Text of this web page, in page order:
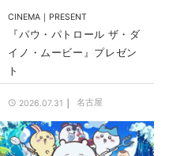
CINEMA PRESENT
『パウ・パトロール ザ・ダ
イノ・ムービー』プレゼン
ト
2026.07.31 名古屋